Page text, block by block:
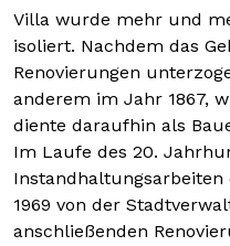
Villa wurde mehr und
isoliert. Nachdem das
Renovierungen
anderem im Jahr 1867,
diente daraufhin als
Im Laufe des 20.
1969 von der
anschließenden